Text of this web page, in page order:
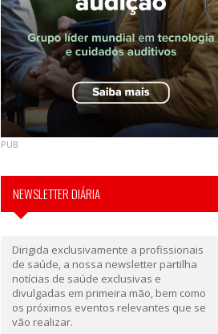
PUB
NEWSLETTER DIÁRIA
Dirigida exclusivamente a profissionais
de saúde, a nossa newsletter partilha
notícias de saúde exclusivas e
divulgadas em primeira mão, bem como
os próximos eventos relevantes que se
vão realizar.